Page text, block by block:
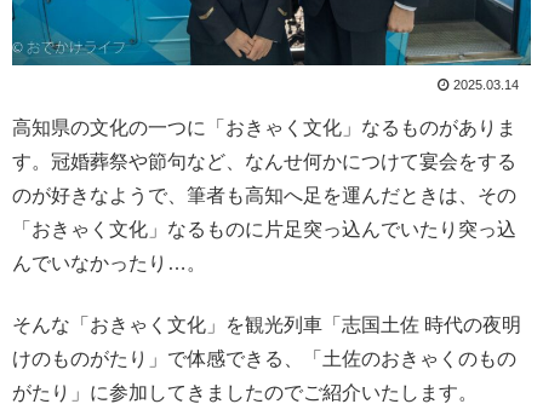
2025.03.14
高知県の文化の一つに「おきゃく文化」なるものがありま
す。冠婚葬祭や節句など、なんせ何かにつけて宴会をする
のが好きなようで、筆者も高知へ足を運んだときは、その
「おきゃく文化」なるものに片足突っ込んでいたり突っ込
んでいなかったり…。
そんな「おきゃく文化」を観光列車「志国土佐 時代の夜明
けのものがたり」で体感できる、「土佐のおきゃくのもの
がたり」に参加してきましたのでご紹介いたします。